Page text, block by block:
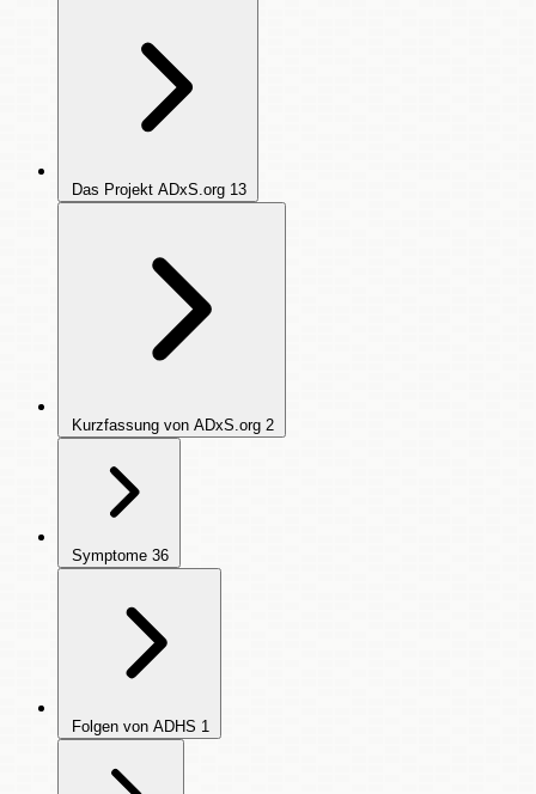
Das Projekt ADxS.org 13
Kurzfassung von ADxS.org 2
Symptome 36
Folgen von ADHS 1